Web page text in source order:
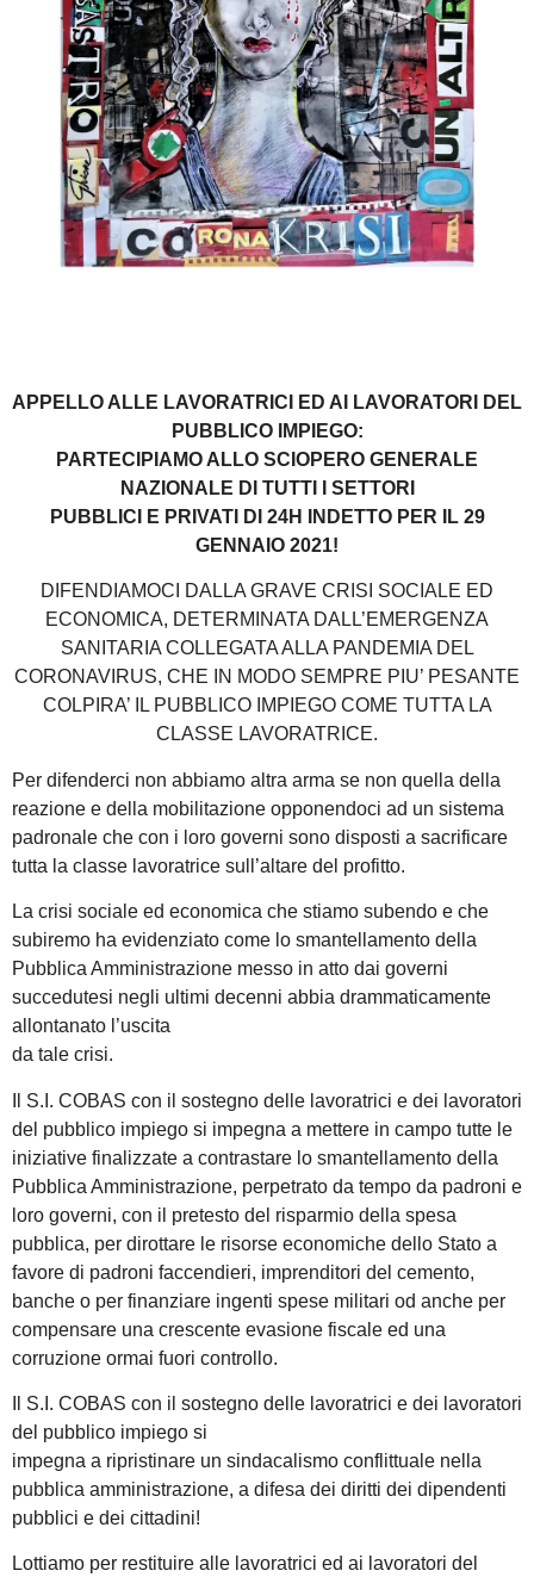
APPELLO ALLE LAVORATRICI ED AI LAVORATORI DEL
PUBBLICO IMPIEGO:
PARTECIPIAMO ALLO SCIOPERO GENERALE
NAZIONALE DI TUTTI I SETTORI
PUBBLICI E PRIVATI DI 24H INDETTO PER IL 29
GENNAIO 2021!
DIFENDIAMOCI DALLA GRAVE CRISI SOCIALE ED
ECONOMICA, DETERMINATA DALL’EMERGENZA
SANITARIA COLLEGATA ALLA PANDEMIA DEL
CORONAVIRUS, CHE IN MODO SEMPRE PIU’ PESANTE
COLPIRA’ IL PUBBLICO IMPIEGO COME TUTTA LA
CLASSE LAVORATRICE.
Per difenderci non abbiamo altra arma se non quella della
reazione e della mobilitazione opponendoci ad un sistema
padronale che con i loro governi sono disposti a sacrificare
tutta la classe lavoratrice sull’altare del profitto.
La crisi sociale ed economica che stiamo subendo e che
subiremo ha evidenziato come lo smantellamento della
Pubblica Amministrazione messo in atto dai governi
succedutesi negli ultimi decenni abbia drammaticamente
allontanato l’uscita
da tale crisi.
Il S.I. COBAS con il sostegno delle lavoratrici e dei lavoratori
del pubblico impiego si impegna a mettere in campo tutte le
iniziative finalizzate a contrastare lo smantellamento della
Pubblica Amministrazione, perpetrato da tempo da padroni e
loro governi, con il pretesto del risparmio della spesa
pubblica, per dirottare le risorse economiche dello Stato a
favore di padroni faccendieri, imprenditori del cemento,
banche o per finanziare ingenti spese militari od anche per
compensare una crescente evasione fiscale ed una
corruzione ormai fuori controllo.
Il S.I. COBAS con il sostegno delle lavoratrici e dei lavoratori
del pubblico impiego si
impegna a ripristinare un sindacalismo conflittuale nella
pubblica amministrazione, a difesa dei diritti dei dipendenti
pubblici e dei cittadini!
Lottiamo per restituire alle lavoratrici ed ai lavoratori del